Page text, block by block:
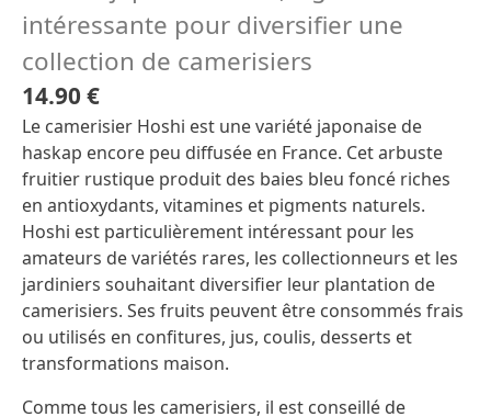
intéressante pour diversifier une
collection de camerisiers
14.90 €
Le camerisier Hoshi est une variété japonaise de
haskap encore peu diffusée en France. Cet arbuste
fruitier rustique produit des baies bleu foncé riches
en antioxydants, vitamines et pigments naturels.
Hoshi est particulièrement intéressant pour les
amateurs de variétés rares, les collectionneurs et les
jardiniers souhaitant diversifier leur plantation de
camerisiers. Ses fruits peuvent être consommés frais
ou utilisés en confitures, jus, coulis, desserts et
transformations maison.
Comme tous les camerisiers, il est conseillé de